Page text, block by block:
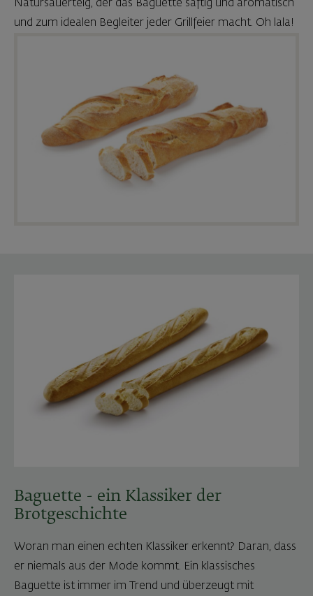
Natursauerteig, der das Baguette saftig und aromatisch
und zum idealen Begleiter jeder Grillfeier macht. Oh lala!
Baguette - ein Klassiker der
Brotgeschichte
Woran man einen echten Klassiker erkennt? Daran, dass
er niemals aus der Mode kommt. Ein klassisches
Baguette ist immer im Trend und überzeugt mit